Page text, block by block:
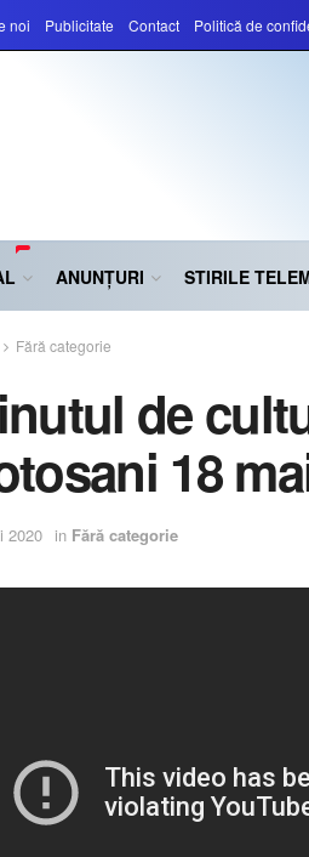
noi Publicitate Contact Politică de
ANUNȚURI STIRILE
Fără categorie
de
18
2020 in Fără categorie